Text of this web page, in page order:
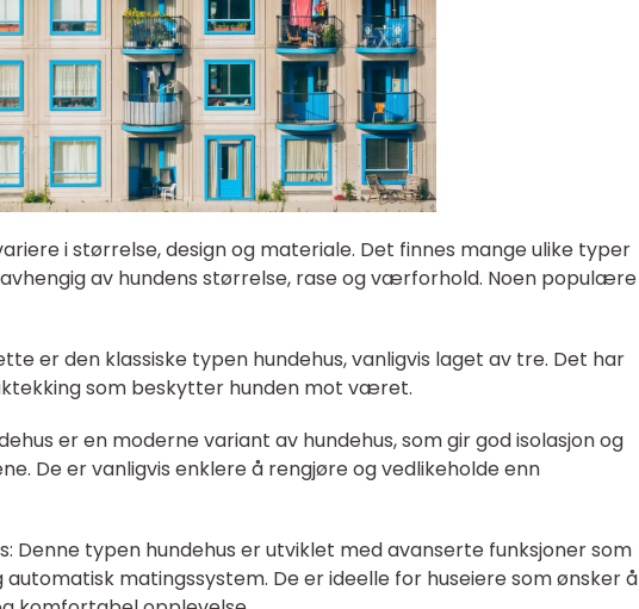
i størrelse, design og materiale. Det finnes mange ulike typer
av hundens størrelse, rase og værforhold. Noen populære
er den klassiske typen hundehus, vanligvis laget av tre. Det har
som beskytter hunden mot været.
er en moderne variant av hundehus, som gir god isolasjon og
De er vanligvis enklere å rengjøre og vedlikeholde enn
Denne typen hundehus er utviklet med avanserte funksjoner som
matingssystem. De er ideelle for huseiere som ønsker å